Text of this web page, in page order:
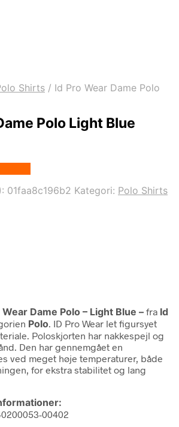
Shirts / Id Pro Wear Dame Polo
Polo Light Blue
01faa8c196b2 Kategori: Polo Shirts
Wear Dame Polo – Light Blue – fra Id
Polo. ID Pro Wear let figursyet
Poloskjorten har nakkespejl og
Den har gennemgået en
ved meget høje temperaturer, både
for ekstra stabilitet og lang
00402